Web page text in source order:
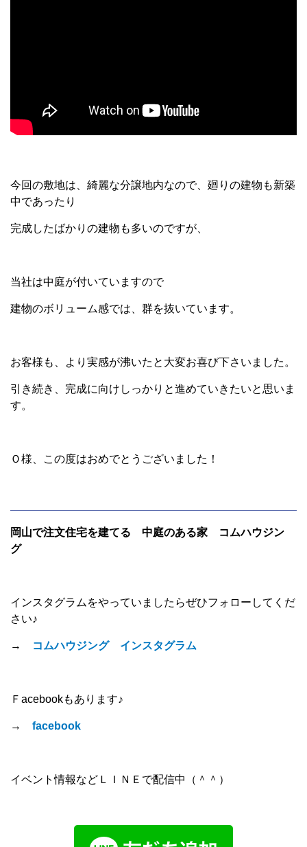
今回の敷地は、綺麗な分譲地内なので、廻りの建物も新築
中であったり
完成したばかりの建物も多いのですが、
当社は中庭が付いていますので
建物のボリューム感では、群を抜いています。
お客様も、より実感が沸いたと大変お喜び下さいました。
引き続き、完成に向けしっかりと進めていきたいと思いま
す。
Ｏ様、この度はおめでとうございました！
岡山で注文住宅を建てる 中庭のある家 コムハウジン
グ
インスタグラムをやっていましたらぜひフォローしてくだ
さい♪
→ コムハウジング インスタグラム
Ｆacebookもあります♪
→ facebook
イベント情報などＬＩＮＥで配信中（＾＾）